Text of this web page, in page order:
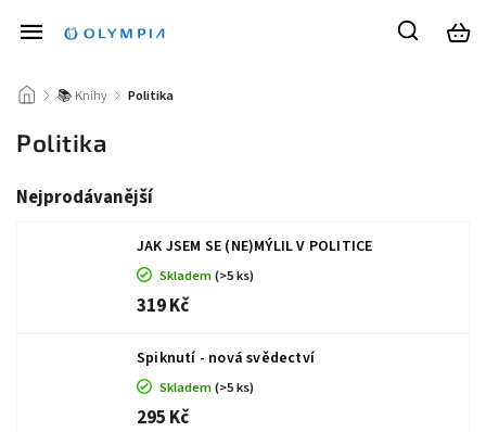
/ 📚 Knihy / Politika
Politika
Nejprodávanější
JAK JSEM SE (NE)MÝLIL V POLITICE
Skladem(>5 ks)
319 Kč
Spiknutí - nová svědectví
Skladem(>5 ks)
295 Kč